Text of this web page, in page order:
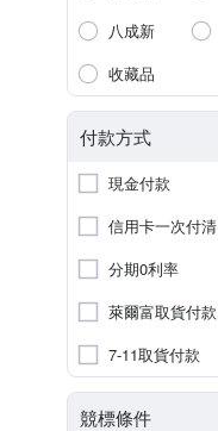
八成新
收藏品
付款方式
現金付款
信用卡一次付清
分期0利率
萊爾富取貨付款
7-11取貨付款
競標條件